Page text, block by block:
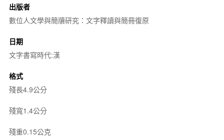
出版者
數位人文學與簡牘研究：文字釋讀與簡冊復原
日期
文字書寫時代:漢
格式
殘長4.9公分
殘寬1.4公分
殘重0.15公克